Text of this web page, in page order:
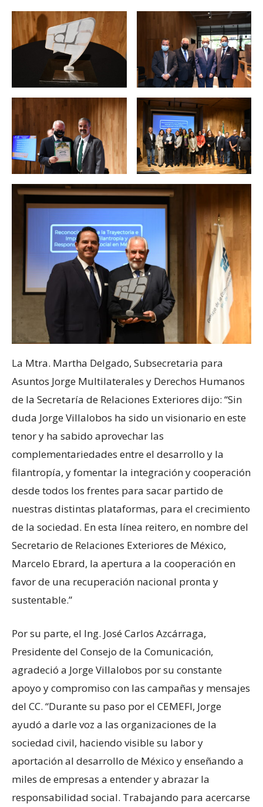
La Mtra. Martha Delgado, Subsecretaria para
Asuntos Jorge Multilaterales y Derechos Humanos
de la Secretaría de Relaciones Exteriores dijo: “Sin
duda Jorge Villalobos ha sido un visionario en este
tenor y ha sabido aprovechar las
complementariedades entre el desarrollo y la
filantropía, y fomentar la integración y cooperación
desde todos los frentes para sacar partido de
nuestras distintas plataformas, para el crecimiento
de la sociedad. En esta línea reitero, en nombre del
Secretario de Relaciones Exteriores de México,
Marcelo Ebrard, la apertura a la cooperación en
favor de una recuperación nacional pronta y
sustentable.”
Por su parte, el Ing. José Carlos Azcárraga,
Presidente del Consejo de la Comunicación,
agradeció a Jorge Villalobos por su constante
apoyo y compromiso con las campañas y mensajes
del CC. “Durante su paso por el CEMEFI, Jorge
ayudó a darle voz a las organizaciones de la
sociedad civil, haciendo visible su labor y
aportación al desarrollo de México y enseñando a
miles de empresas a entender y abrazar la
responsabilidad social. Trabajando para acercarse